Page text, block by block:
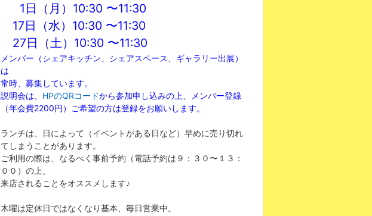
1日（月）10:30 〜11:30
17日（水）10:30 〜11:30
27日（土）10:30 〜11:30
メンバー（シェアキッチン、シェアスペース、ギャラリー出展）
は
常時、募集しています。
説明会は、 HPのQRコードから参加申し込みの上、メンバー登録
（年会費2200円）ご希望の方は登録をお願いします。
ランチは、日によって（イベントがある日など）早めに売り切れ
てしまうことがあります。
ご利用の際は、なるべく事前予約（電話予約は９：３０〜１３：
００）の上、
来店されることをオススメします♪
木曜は定休日ではなくなり基本、毎日営業中。